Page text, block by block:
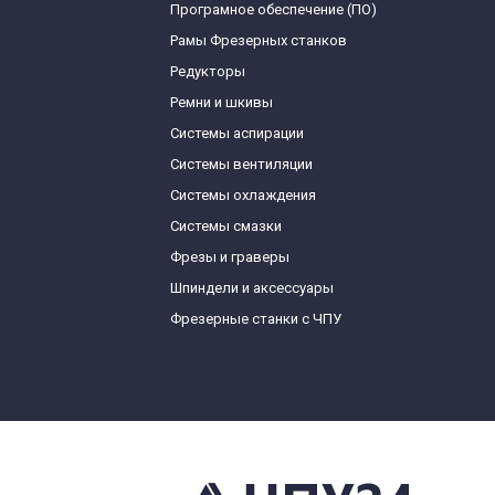
Програмное обеспечение (ПО)
Рамы Фрезерных станков
Редукторы
Ремни и шкивы
Системы аспирации
Системы вентиляции
Системы охлаждения
Системы смазки
Фрезы и граверы
Шпиндели и аксессуары
Фрезерные станки с ЧПУ